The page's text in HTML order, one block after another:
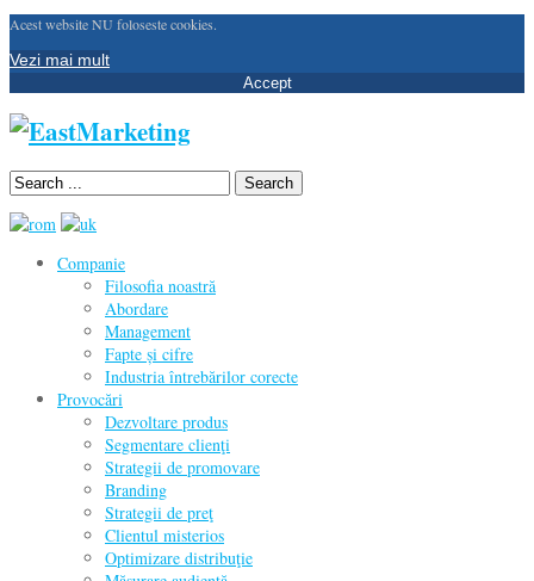
Acest website NU foloseste cookies.
Vezi mai mult
Accept
Search
Companie
Filosofia noastră
Abordare
Management
Fapte și cifre
Industria întrebărilor corecte
Provocări
Dezvoltare produs
Segmentare clienţi
Strategii de promovare
Branding
Strategii de preţ
Clientul misterios
Optimizare distribuţie